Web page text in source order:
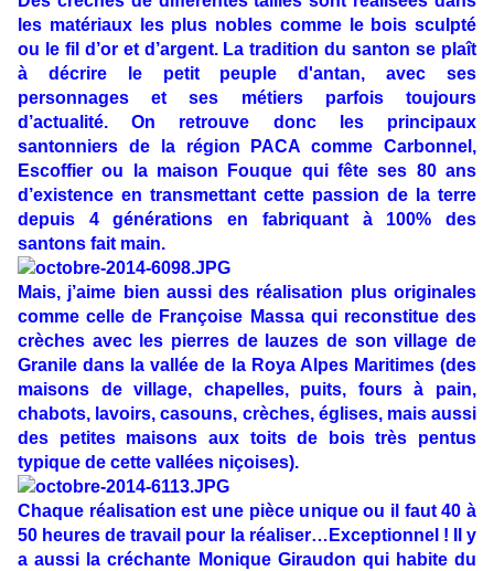
les matériaux les plus nobles comme le bois sculpté
ou le fil d’or et d’argent. La tradition du santon se plaît
à décrire le petit peuple d'antan, avec ses
personnages et ses métiers parfois toujours
d’actualité. On retrouve donc les principaux
santonniers de la région PACA comme Carbonnel,
Escoffier ou la maison Fouque qui fête ses 80 ans
d’existence en transmettant cette passion de la terre
depuis 4 générations en fabriquant à 100% des
santons fait main.
Mais, j’aime bien aussi des réalisation plus originales
comme celle de Françoise Massa qui reconstitue des
crèches avec les pierres de lauzes de son village de
Granile dans la vallée de la Roya Alpes Maritimes (des
maisons de village, chapelles, puits, fours à pain,
chabots, lavoirs, casouns, crèches, églises, mais aussi
des petites maisons aux toits de bois très pentus
typique de cette vallées niçoises).
Chaque réalisation est une pièce unique ou il faut 40 à
50 heures de travail pour la réaliser…Exceptionnel ! Il y
a aussi la créchante Monique Giraudon qui habite du